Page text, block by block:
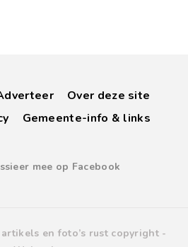
Over deze site
Gemeente-info & links
mee op Facebook
en foto’s rust copyright -